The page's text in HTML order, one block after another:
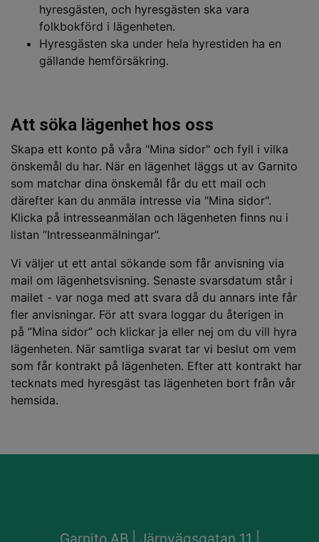
hyresgästen, och hyresgästen ska vara
folkbokförd i lägenheten.
Hyresgästen ska under hela hyrestiden ha en
gällande hemförsäkring.
Att söka lägenhet hos oss
Skapa ett konto på våra "Mina sidor" och fyll i vilka
önskemål du har. När en lägenhet läggs ut av Garnito
som matchar dina önskemål får du ett mail och
därefter kan du anmäla intresse via "Mina sidor".
Klicka på intresseanmälan och lägenheten finns nu i
listan ”Intresseanmälningar”.
Vi väljer ut ett antal sökande som får anvisning via
mail om lägenhetsvisning. Senaste svarsdatum står i
mailet - var noga med att svara då du annars inte får
fler anvisningar. För att svara loggar du återigen in
på ”Mina sidor” och klickar ja eller nej om du vill hyra
lägenheten. När samtliga svarat tar vi beslut om vem
som får kontrakt på lägenheten. Efter att kontrakt har
tecknats med hyresgäst tas lägenheten bort från vår
hemsida.
Garnito AB | Järnvägsgatan 11 |